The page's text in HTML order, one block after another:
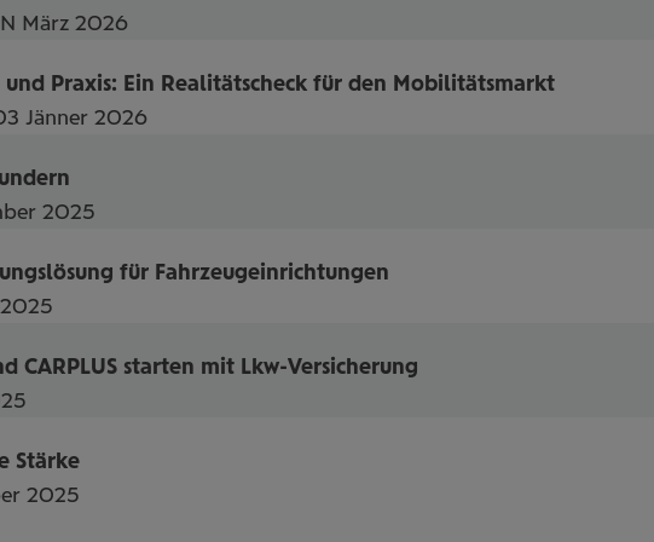
März 2026
und Praxis: Ein Realitätscheck für den Mobilitätsmarkt
Jänner 2026
2025
für Fahrzeugeinrichtungen
2025
CARPLUS starten mit Lkw-Versicherung
Stärke
2025